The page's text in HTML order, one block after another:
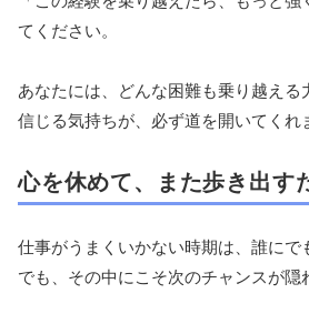
てください。
あなたには、どんな困難も乗り越える
信じる気持ちが、必ず道を開いてくれ
心を休めて、また歩き出す
仕事がうまくいかない時期は、誰にで
でも、その中にこそ次のチャンスが隠